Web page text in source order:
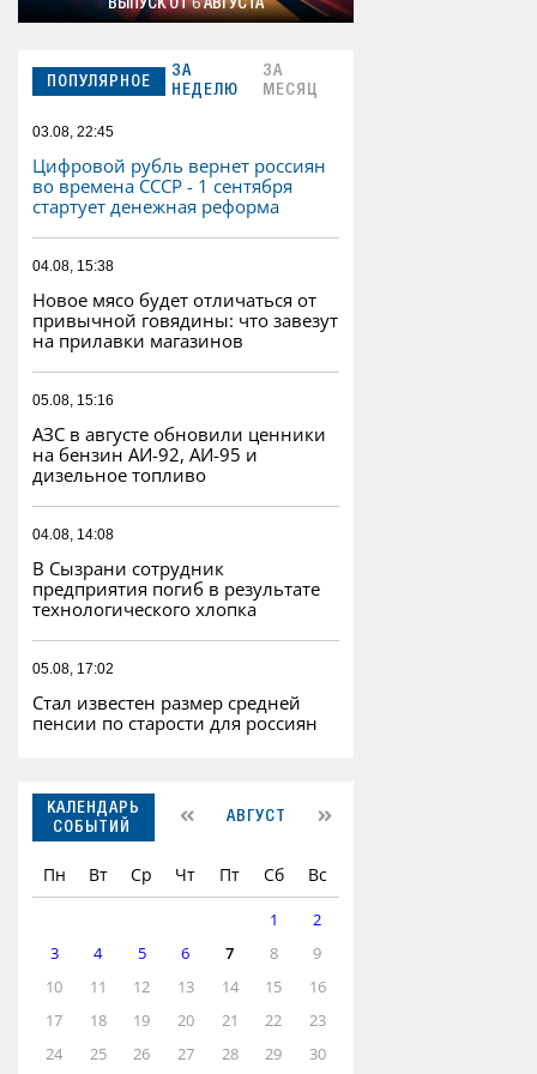
ВЫПУСК ОТ 6 АВГУСТА
ПОПУЛЯРНОЕ
ЗА
НЕДЕЛЮ
ЗА
МЕСЯЦ
03.08, 22:45
Цифровой рубль вернет россиян
во времена СССР - 1 сентября
стартует денежная реформа
04.08, 15:38
Новое мясо будет отличаться от
привычной говядины: что завезут
на прилавки магазинов
05.08, 15:16
АЗС в августе обновили ценники
на бензин АИ-92, АИ-95 и
дизельное топливо
04.08, 14:08
В Сызрани сотрудник
предприятия погиб в результате
технологического хлопка
05.08, 17:02
Стал известен размер средней
пенсии по старости для россиян
КАЛЕНДАРЬ
СОБЫТИЙ
АВГУСТ
Пн Вт Ср Чт Пт Сб Вс
1
2
3
4 5 6 7 8
9
10
11 12 13 14 15
16
17
18 19 20 21 22
23
24
25 26 27 28 29 30